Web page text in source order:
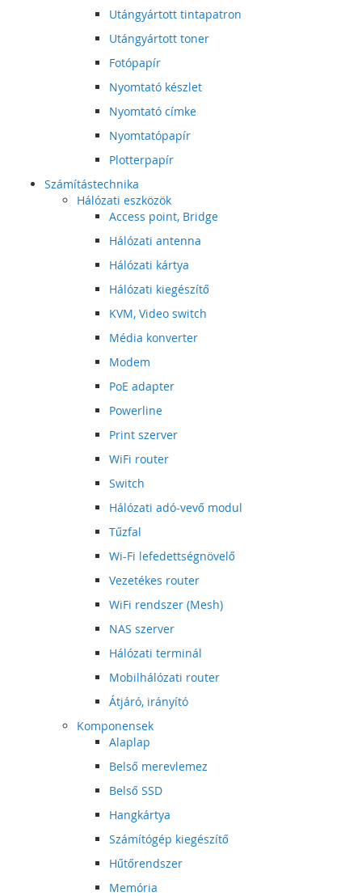
Utángyártott tintapatron
Utángyártott toner
Fotópapír
Nyomtató készlet
Nyomtató címke
Nyomtatópapír
Plotterpapír
Számítástechnika
Hálózati eszközök
Access point, Bridge
Hálózati antenna
Hálózati kártya
Hálózati kiegészítő
KVM, Video switch
Média konverter
Modem
PoE adapter
Powerline
Print szerver
WiFi router
Switch
Hálózati adó-vevő modul
Tűzfal
Wi-Fi lefedettségnövelő
Vezetékes router
WiFi rendszer (Mesh)
NAS szerver
Hálózati terminál
Mobilhálózati router
Átjáró, irányító
Komponensek
Alaplap
Belső merevlemez
Belső SSD
Hangkártya
Számítógép kiegészítő
Hűtőrendszer
Memória